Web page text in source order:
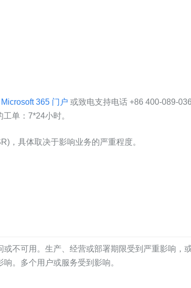
Microsoft 365 门户 或致电支持电话 +86 400-089-
单：7*24小时。
，具体取决于影响业务的严重程度。
或不可用。生产、经营或部署期限受到严重影响，
。多个用户或服务受到影响。